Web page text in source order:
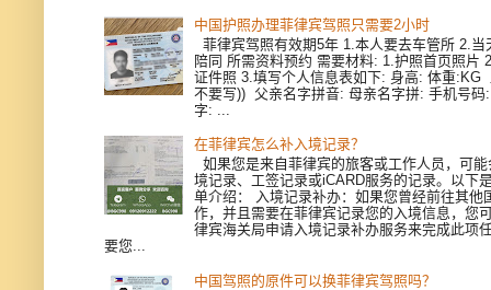
中国护照办理菲律宾驾照只需要2小时
菲律宾驾照有效期5年 1.本人要去车管所 2.当
陪同 所需资料预约 需要材料: 1.护照首页照片
证件照 3.填写个人信息表如下: 身高: 体重:KG
不要写)) 父亲名字拼音: 母亲名字拼: 手机号码
字: ...
在菲律宾怎么补入境记录？
如果您是来自菲律宾的旅客或工作人员，可
境记录、工签记录或iCARD服务的记录。以下
单介绍： 入境记录补办：如果您曾经前往其他
作，并且需要在菲律宾记录您的入境信息，您
律宾海关局申请入境记录补办服务来完成此项
要您...
中国驾照的原件可以换菲律宾驾照吗？